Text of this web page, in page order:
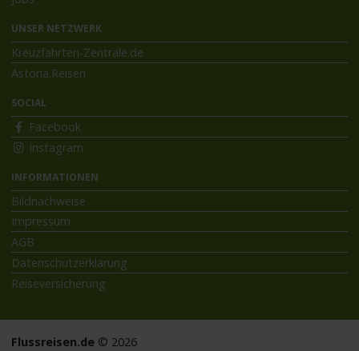
UNSER NETZWERK
Kreuzfahrten-Zentrale.de
Astoria.Reisen
SOCIAL
Facebook
Instagram
INFORMATIONEN
Bildnachweise
Impressum
AGB
Datenschutzerklärung
Reiseversicherung
Flussreisen.de © 2026